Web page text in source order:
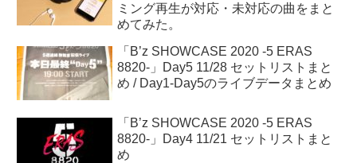
ミング再生が対応・未対応の曲をまと
めてみた。
「B’z SHOWCASE 2020 -5 ERAS
8820-」Day5 11/28 セットリストまと
め / Day1-Day5のライブデータまとめ
「B’z SHOWCASE 2020 -5 ERAS
8820-」Day4 11/21 セットリストまと
め